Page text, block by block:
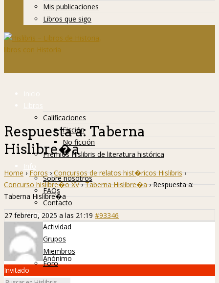
Mis publicaciones
Libros que sigo
Inicio
Libros
Calificaciones
Ficción
No ficción
Premios Hislibris de literatura histórica
Info
Sobre nosotros
FAQs
Contacto
Hislibreños
Actividad
Grupos
Miembros
Foro
Respuesta a: Taberna
Hislibre�a
Home › Foros › Concursos de relatos hist�ricos Hislibris ›
Concurso hislibre�o XV › Taberna Hislibre�a › Respuesta a:
Taberna Hislibre�a
27 febrero, 2025 a las 21:19 #93346
Anónimo
Invitado